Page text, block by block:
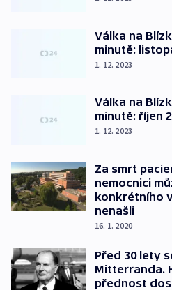
Válka na
minutě:
1. 12. 2023
Válka na
minutě: říjen
1. 12. 2023
Za smrt
nemocnici
konkrétního
nenašli
16. 1. 2020
Před 30 lety
Mitterranda.
přednost